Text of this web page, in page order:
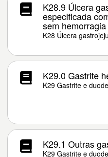
K28.9 Úlcera
especificada
sem
K28 Úlcera
K29.0 Gastrite
K29 Gastrite e
K29.1 Outras
K29 Gastrite e